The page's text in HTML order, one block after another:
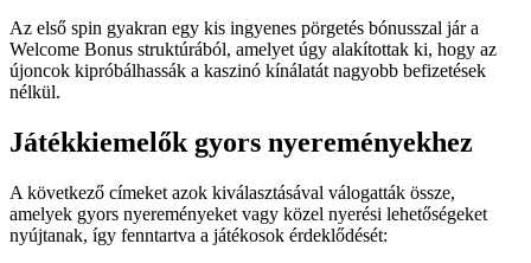
Az első spin gyakran egy kis ingyenes pörgetés bónusszal jár a
Welcome Bonus struktúrából, amelyet úgy alakítottak ki, hogy az
újoncok kipróbálhassák a kaszinó kínálatát nagyobb befizetések
nélkül.
Játékkiemelők gyors nyereményekhez
A következő címeket azok kiválasztásával válogatták össze,
amelyek gyors nyereményeket vagy közel nyerési lehetőségeket
nyújtanak, így fenntartva a játékosok érdeklődését: